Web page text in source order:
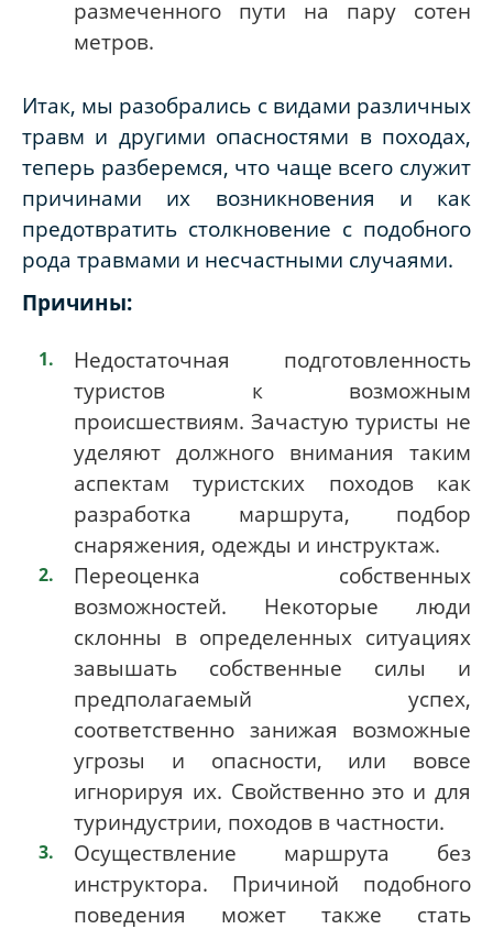
размеченного пути на пару сотен
метров.
Итак, мы разобрались с видами различных
травм и другими опасностями в походах,
теперь разберемся, что чаще всего служит
причинами их возникновения и как
предотвратить столкновение с подобного
рода травмами и несчастными случаями.
Причины:
Недостаточная подготовленность
туристов к возможным
происшествиям. Зачастую туристы не
уделяют должного внимания таким
аспектам туристских походов как
разработка маршрута, подбор
снаряжения, одежды и инструктаж.
Переоценка собственных
возможностей. Некоторые люди
склонны в определенных ситуациях
завышать собственные силы и
предполагаемый успех,
соответственно занижая возможные
угрозы и опасности, или вовсе
игнорируя их. Свойственно это и для
туриндустрии, походов в частности.
Осуществление маршрута без
инструктора. Причиной подобного
поведения может также стать